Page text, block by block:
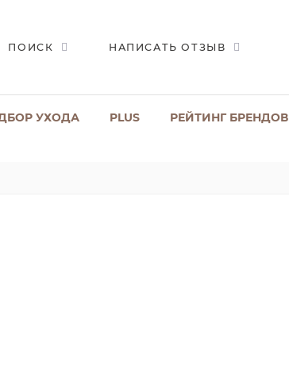
ПОИСК НАПИСАТЬ ОТЗЫВ
УХОДА PLUS РЕЙТИНГ БРЕНДОВ